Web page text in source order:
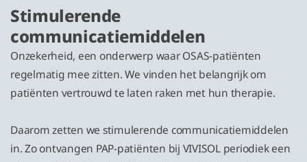
Stimulerende
communicatiemiddelen
Onzekerheid, een onderwerp waar OSAS-patiënten
regelmatig mee zitten. We vinden het belangrijk om
patiënten vertrouwd te laten raken met hun therapie.
Daarom zetten we stimulerende communicatiemiddelen
in. Zo ontvangen PAP-patiënten bij VIVISOL periodiek een